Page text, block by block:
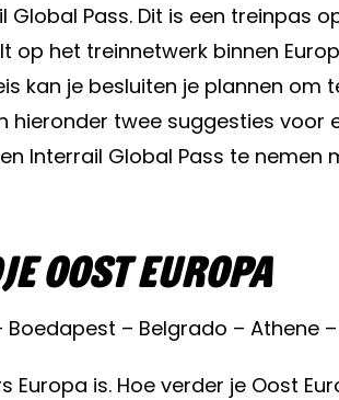
Global Pass. Dit is een
op het treinnetwerk binnen
kan je besluiten je plannen
hieronder twee suggesties voor
Interrail Global Pass te
Oost Europa
– Belgrado – Athene
Europa is. Hoe verder je Oost